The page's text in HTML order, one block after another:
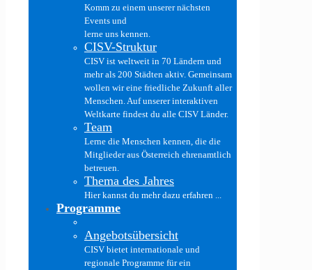
Komm zu einem unserer nächsten
Events und
lerne uns kennen.
CISV-Struktur
CISV ist weltweit in 70 Ländern und
mehr als 200 Städten aktiv. Gemeinsam
wollen wir eine friedliche Zukunft aller
Menschen. Auf unserer interaktiven
Weltkarte findest du alle CISV Länder.
Team
Lerne die Menschen kennen, die die
Mitglieder aus Österreich ehrenamtlich
betreuen.
Thema des Jahres
Hier kannst du mehr dazu erfahren ...
Programme
Angebotsübersicht
CISV bietet internationale und
regionale Programme für ein